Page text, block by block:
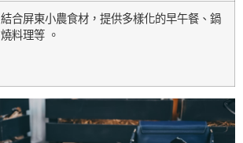
結合屏東小農食材，提供多樣化的早午餐、鍋
燒料理等 。